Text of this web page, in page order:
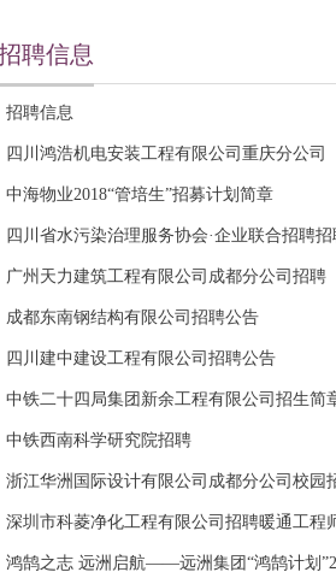
聘信息
招聘信息
四川鸿浩机电安装工程有限公司重庆分公司
中海物业2018“管培生”招募计划简章
四川省水污染治理服务协会·企业联合招聘
广州天力建筑工程有限公司成都分公司招聘
成都东南钢结构有限公司招聘公告
四川建中建设工程有限公司招聘公告
中铁二十四局集团新余工程有限公司招生简
中铁西南科学研究院招聘
浙江华洲国际设计有限公司成都分公司校园
深圳市科菱净化工程有限公司招聘暖通工程
鸿鹄之志 远洲启航——远洲集团“鸿鹄计划